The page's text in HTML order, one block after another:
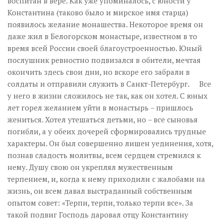
Константина (таково было и мирское имя старца)
появилось желание монашества. Некоторое время он
даже жил в Белогорском монастыре, известном в то
время всей России своей благоустроенностью. Юный
послушник ревностно подвизался в обители, мечтая
окончить здесь свои дни, но вскоре его забрали в
солдаты и отправили служить в Санкт-Петербург. Все
у него в жизни сложилось не так, как он хотел. С юных
лет горел желанием уйти в монастырь – пришлось
жениться. Хотел утешаться детьми, но – все сыновья
погибли, а у обеих дочерей сформировались трудные
характеры. Он был совершенно лишен уединения, хотя,
познав сладость молитвы, всем сердцем стремился к
нему. Душу свою он укреплял мужественным
терпением, и, когда к нему приходили с жалобами на
жизнь, он всем давал выстраданный собственным
опытом совет: «Терпи, терпи, только терпи все». За
такой подвиг Господь даровал отцу Константину